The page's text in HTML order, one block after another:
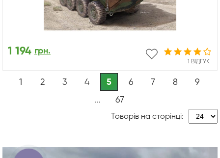
1 ВІДГУК
1 194 грн.
1 2 3 4 5 6 7 8
9
...
67
Товарів на сторінці: